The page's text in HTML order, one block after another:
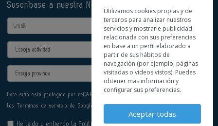
Suscríbase a nuestra Newsletter
Email
Actividad
Provincia
Este sitio está protegido por reCAPTCHA y se aplican la
los Términos de servicio de Google.
He leído y entiendo la Política de Privacidad
Utilizamos cookies propias y de
terceros para analizar nuestros
servicios y mostrarle publicidad
relacionada con sus preferencias
en base a un perfil elaborado a
partir de sus hábitos de
navegación (por ejemplo, páginas
visitadas o videos vistos). Puedes
obtener más información y
configurar sus preferencias.
Aceptar todas